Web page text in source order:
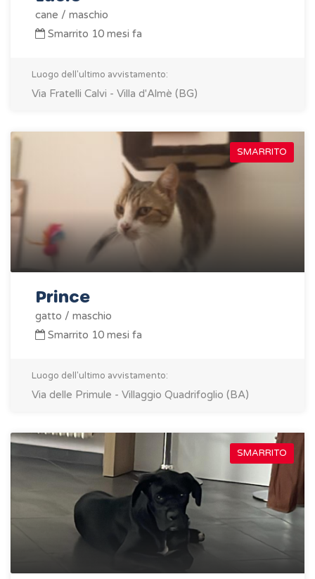
cane / maschio
Smarrito 10 mesi fa
Luogo dell'ultimo avvistamento:
Via Fratelli Calvi - Villa d'Almè (BG)
SMARRITO
Prince
gatto / maschio
Smarrito 10 mesi fa
Luogo dell'ultimo avvistamento:
Via delle Primule - Villaggio Quadrifoglio (BA)
SMARRITO